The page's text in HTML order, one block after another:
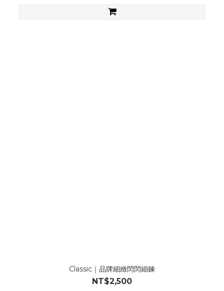
Classic｜品牌細緻閃閃細鍊
NT$2,500